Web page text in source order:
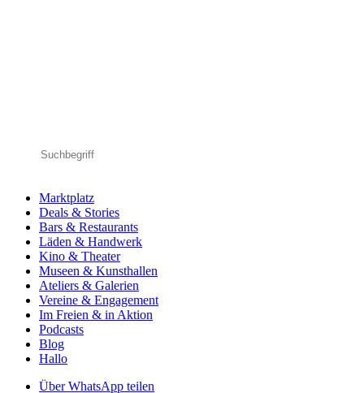
Marktplatz
Deals & Stories
Bars & Restaurants
Läden & Handwerk
Kino & Theater
Museen & Kunsthallen
Ateliers & Galerien
Vereine & Engagement
Im Freien & in Aktion
Podcasts
Blog
Hallo
Über WhatsApp teilen